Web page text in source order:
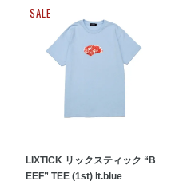
SALE
LIXTICK リックスティック “B
EEF” TEE (1st) lt.blue